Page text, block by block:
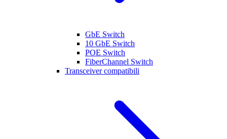
GbE Switch
10 GbE Switch
POE Switch
FiberChannel Switch
Transceiver compatibili